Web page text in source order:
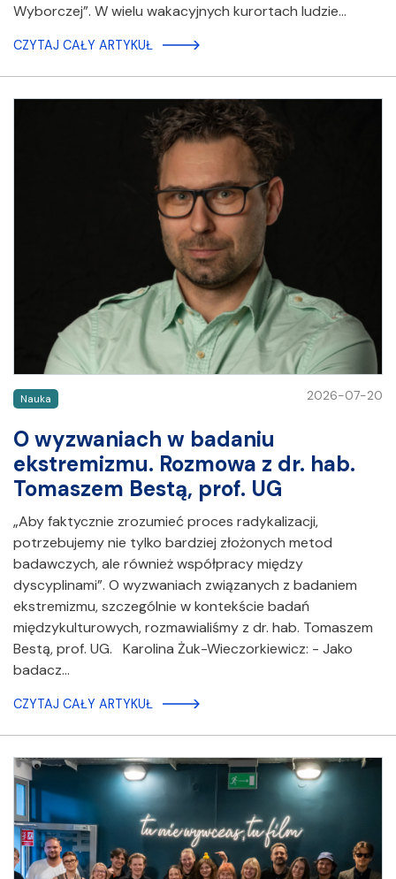
Wyborczej”. W wielu wakacyjnych kurortach ludzie…
CZYTAJ CAŁY ARTYKUŁ
Nauka 2026-07-20
O wyzwaniach w badaniu
ekstremizmu. Rozmowa z dr. hab.
Tomaszem Bestą, prof. UG
„Aby faktycznie zrozumieć proces radykalizacji,
potrzebujemy nie tylko bardziej złożonych metod
badawczych, ale również współpracy między
dyscyplinami”. O wyzwaniach związanych z badaniem
ekstremizmu, szczególnie w kontekście badań
międzykulturowych, rozmawialiśmy z dr. hab. Tomaszem
Bestą, prof. UG. Karolina Żuk-Wieczorkiewicz: - Jako
badacz…
CZYTAJ CAŁY ARTYKUŁ